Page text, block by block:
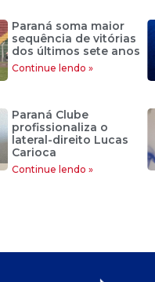
Paraná soma maior
sequência de vitórias
dos últimos sete anos
Continue lendo »
Paraná Clube
profissionaliza o
lateral-direito Lucas
Carioca
Continue lendo »